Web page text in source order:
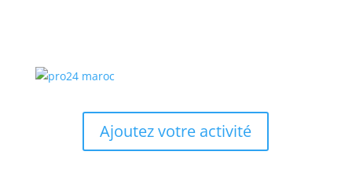
Ajoutez votre activité